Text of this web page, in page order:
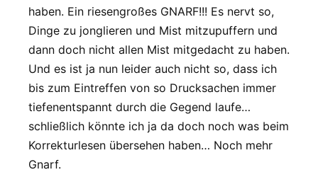
haben. Ein riesengroßes GNARF!!! Es nervt so,
Dinge zu jonglieren und Mist mitzupuffern und
dann doch nicht allen Mist mitgedacht zu haben.
Und es ist ja nun leider auch nicht so, dass ich
bis zum Eintreffen von so Drucksachen immer
tiefenentspannt durch die Gegend laufe…
schließlich könnte ich ja da doch noch was beim
Korrekturlesen übersehen haben… Noch mehr
Gnarf.